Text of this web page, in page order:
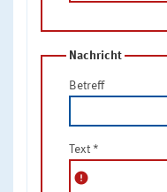
Nachricht
Betreff
Text *
error